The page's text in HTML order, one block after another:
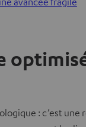
: c’est